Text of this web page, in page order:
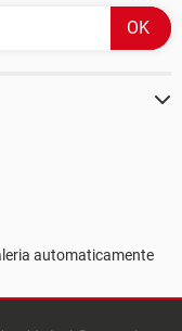
automaticamente